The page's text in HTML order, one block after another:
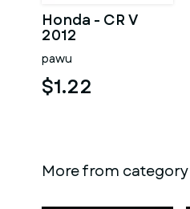
Honda - CR V
2012
pawu
$1.22
More from category